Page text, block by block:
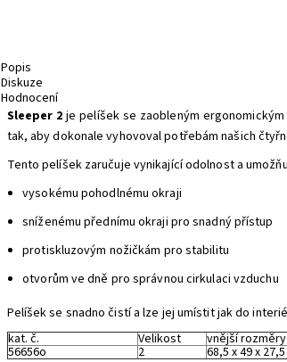
Popis
Diskuze
Hodnocení
Sleeper 2 je pelíšek se zaobleným
tak, aby dokonale vyhovoval potřebám našich
Tento pelíšek zaručuje vynikající odolnost a
vysokému pohodlnému okraji
sníženému přednímu okraji pro snadný přístup
protiskluzovým nožičkám pro stabilitu
otvorům ve dně pro správnou cirkulaci vzduchu
Pelíšek se snadno čistí a lze jej umístit jak do
kat. č.
Velikost vnější rozměry
56656o 2 68,5 x 49 x